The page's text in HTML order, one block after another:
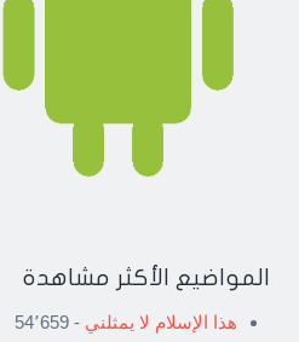
المواضيع الأكثر مشاهدة
هذا الإسلام لا يمثلني
- 54٬659